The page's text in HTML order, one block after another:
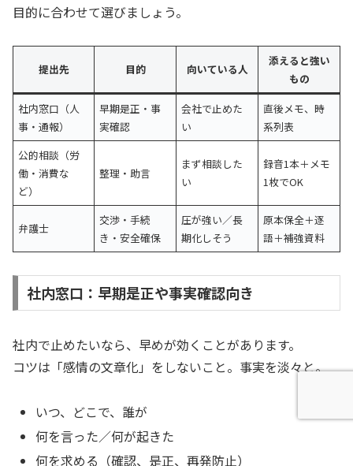
目的に合わせて選びましょう。
提出先 目的 向いている人
添えると強い
もの
社内窓口（人
事・通報）
早期是正・事
実確認
会社で止めた
い
直後メモ、時
系列表
公的相談（労
働・消費な
ど）
整理・助言
まず相談した
い
録音1本＋メモ
1枚でOK
弁護士
交渉・手続
き・安全確保
圧が強い／長
期化しそう
原本保全＋逐
語＋補強資料
社内窓口：早期是正や事実確認向き
社内で止めたいなら、早めが効くことがあります。
コツは「感情の文章化」をしないこと。事実を淡々と。
いつ、どこで、誰が
何を言った／何が起きた
何を求める（確認、是正、再発防止）